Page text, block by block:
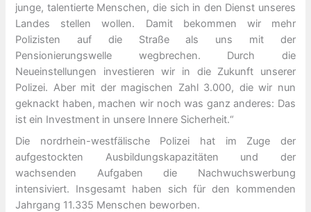
junge, talentierte Menschen, die sich in den Dienst unseres
Landes stellen wollen. Damit bekommen wir mehr
Polizisten auf die Straße als uns mit der
Pensionierungswelle wegbrechen. Durch die
Neueinstellungen investieren wir in die Zukunft unserer
Polizei. Aber mit der magischen Zahl 3.000, die wir nun
geknackt haben, machen wir noch was ganz anderes: Das
ist ein Investment in unsere Innere Sicherheit.“
Die nordrhein-westfälische Polizei hat im Zuge der
aufgestockten Ausbildungskapazitäten und der
wachsenden Aufgaben die Nachwuchswerbung
intensiviert. Insgesamt haben sich für den kommenden
Jahrgang 11.335 Menschen beworben.